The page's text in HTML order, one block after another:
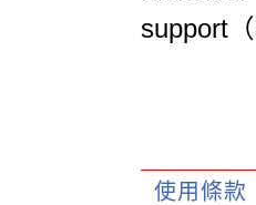
support
使用條款